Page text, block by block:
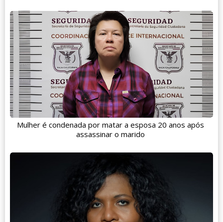
Mulher é condenada por matar a esposa 20 anos após
assassinar o marido